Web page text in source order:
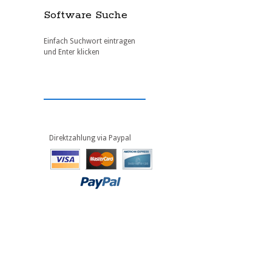
Software Suche
Einfach Suchwort eintragen
und Enter klicken
Direktzahlung via Paypal